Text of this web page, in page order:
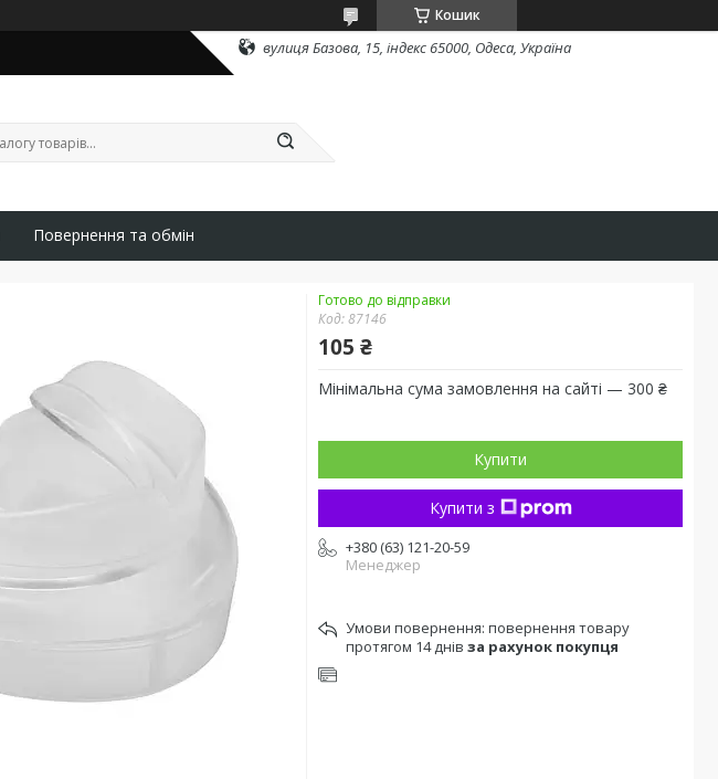
Кошик
вулиця Базова, 15, індекс 65000, Одеса, Україна
Повернення та обмін
Готово до відправки
Код:87146
105 ₴
Мінімальна сума замовлення на сайті — 300 ₴
Купити
Купити з
+380 (63) 121-20-59
Менеджер
повернення товару
протягом 14 днів за рахунок покупця